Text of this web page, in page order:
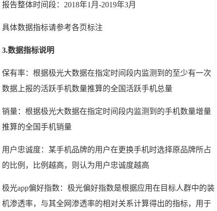
报告整体时间段：2018年1月-2019年3月
具体数据指标请参考各页标注
3.数据指标说明
保有率：根据极光大数据在指定时间段内监测到的至少有一次
数据上报的活跃手机数量推算的全国活跃手机总量
销量：根据极光大数据在指定时间段内监测到的手机数量增量
推算的全国手机销量
用户忠诚度：某手机品牌的用户在更换手机时选择原品牌所占
的比例，比例越高，则认为用户忠诚度越高
极光app偏好指数：极光偏好指数是根据应用在目标人群中的装
机渗透率，与其全网渗透率的相对关系计算得出的指标，用于